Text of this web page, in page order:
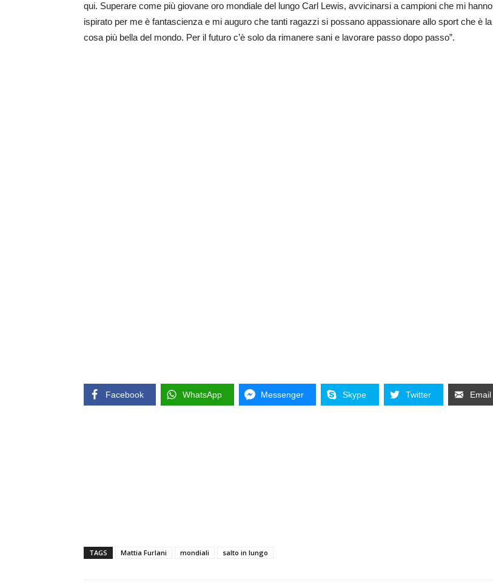
qui. Superare come più giovane oro mondiale del lungo Carl Lewis, avvicinarsi a campioni che mi hanno
ispirato per me è fantascienza e mi auguro che tanti ragazzi si possano appassionare allo sport che è la
cosa più bella del mondo. Per il futuro c’è solo da rimanere sani e lavorare passo dopo passo”.
Facebook WhatsApp Messenger Skype Twitter Email
TAGS Mattia Furlani mondiali salto in lungo